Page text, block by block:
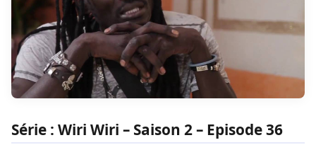
Série : Wiri Wiri – Saison 2 – Episode 36